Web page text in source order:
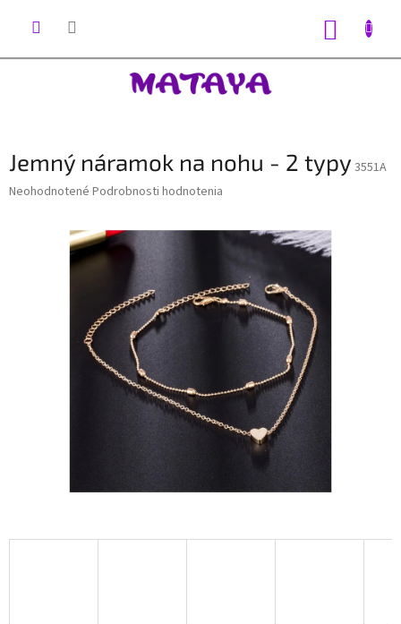
Jemný náramok na nohu - 2 typy 3551A
Priemerné
Neohodnotené Podrobnosti hodnotenia